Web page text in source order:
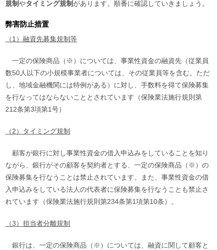
規制やタイミング規制 があります。順番に確認していきましょう。
弊害防止措置
（1）融資先募集規制等
一定の保険商品（※）については、事業性資金の融資先（従業員
数50人以下の小規模事業者については、その従業員等を含む。ただ
し、地域金融機関には特例がある）に対し、手数料を得て保険募集
を行なってはならないこととされています（保険業法施行規則第
212条第3項第1号）
（2）タイミング規制
顧客が銀行に対し事業性資金の借入申込みをしていることを知り
ながら、銀行がその顧客を契約者とする、一定の保険商品（※）の
保険募集を行なうことは禁止されています。また、事業性資金の借
入申込みをしている法人の代表者に保険募集を行なうことも禁止さ
れています（保険業法施行規則第234条第1項第10条）。
（3）担当者分離規制
銀行は、一定の保険商品（※）については、融資に関して顧客と